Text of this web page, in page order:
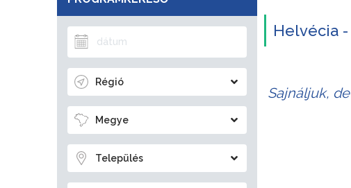
Régió
Megye
Település
Helvécia
Sajnáljuk,